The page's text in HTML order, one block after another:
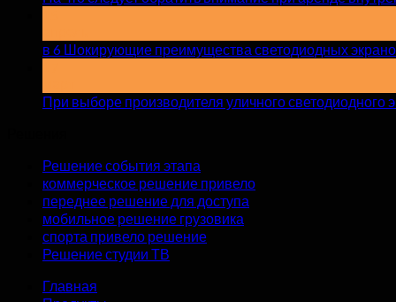
в 6 Шокирующие преимущества светодиодных
При выборе производителя уличного светодиодного
Решение события этапа
коммерческое решение привело
переднее решение для доступа
мобильное решение грузовика
спорта привело решение
Решение студии ТВ
Главная